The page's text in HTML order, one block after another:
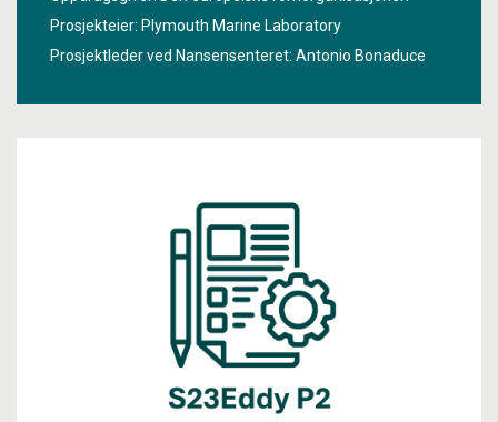
av satellitter.
Prosjekteier: Plymouth Marine Laboratory
Prosjektleder ved Nansensenteret: Antonio Bonaduce